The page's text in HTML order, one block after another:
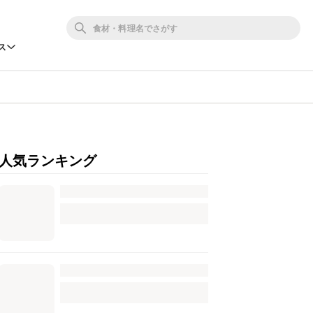
気ランキング